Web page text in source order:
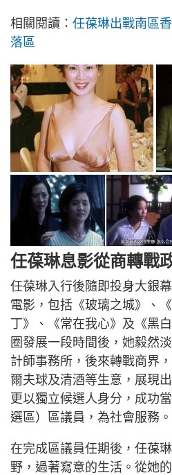
相關閱讀： 任葆琳出戰南區
落區
任葆琳息影從商轉戰
任葆琳入行後隨即投身大銀
電影，包括《玻璃之城》、
丁》、《常在我心》及《黑
圈發展一段時間後，她毅然
計師事務所，後來轉戰商界
爾夫球及清酒等生意，展現
更以獨立候選人身分，成功
選區）區議員，為社會服務。
在完成區議員任期後，任葆
野，過著寫意的生活。從她